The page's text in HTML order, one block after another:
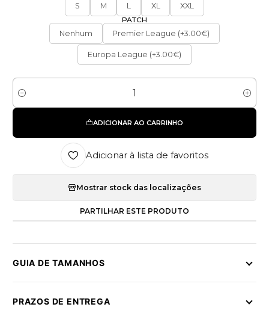
S
M L XL
XXL
PATCH
Nenhum
Premier League (+3.00€)
Europa League (+3.00€)
Quantidade
ADICIONAR AO CARRINHO
Adicionar à lista de favoritos
Mostrar stock das localizações
PARTILHAR ESTE PRODUTO
GUIA DE TAMANHOS
PRAZOS DE ENTREGA